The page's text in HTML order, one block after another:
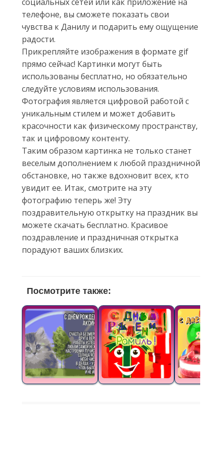
телефоне, вы сможете показать свои
чувства к Данилу и подарить ему ощущение
радости.
Прикрепляйте изображения в формате gif
прямо сейчас! Картинки могут быть
использованы бесплатно, но обязательно
следуйте условиям использования.
Фотография является цифровой работой с
уникальным стилем и может добавить
красочности как физическому пространству,
так и цифровому контенту.
Таким образом картинка не только станет
веселым дополнением к любой праздничной
обстановке, но также вдохновит всех, кто
увидит ее. Итак, смотрите на эту
фотографию теперь же! Эту
поздравительную открытку на праздник вы
можете скачать бесплатно. Красивое
поздравление и праздничная открытка
порадуют ваших близких.
Посмотрите также: